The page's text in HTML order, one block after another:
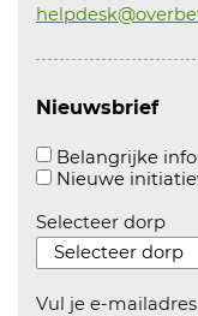
Nieuwsbrief
Belangrijke
Nieuwe
Selecteer dorp
Vul je e-